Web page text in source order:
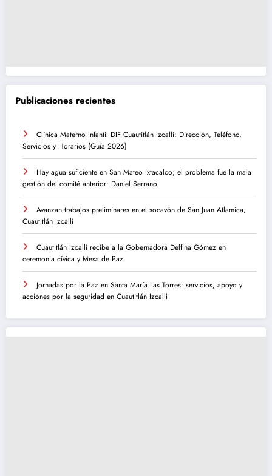
Publicaciones recientes
Clínica Materno Infantil DIF Cuautitlán Izcalli: Dirección, Teléfono,
Servicios y Horarios (Guía 2026)
Hay agua suficiente en San Mateo Ixtacalco; el problema fue la mala
gestión del comité anterior: Daniel Serrano
Avanzan trabajos preliminares en el socavón de San Juan Atlamica,
Cuautitlán Izcalli
Cuautitlán Izcalli recibe a la Gobernadora Delfina Gómez en
ceremonia cívica y Mesa de Paz
Jornadas por la Paz en Santa María Las Torres: servicios, apoyo y
acciones por la seguridad en Cuautitlán Izcalli